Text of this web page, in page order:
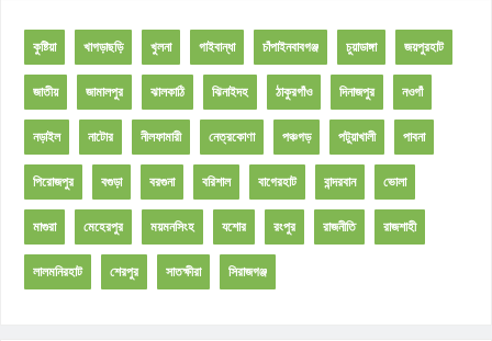
কুষ্টিয়া খাগড়াছড়ি খুলনা গাইবান্ধা চাঁপাইনবাবগঞ্জ চুয়াডাঙ্গা জয়পুরহাট
জাতীয় জামালপুর ঝালকাঠি ঝিনাইদহ ঠাকুরগাঁও দিনাজপুর নওগাঁ
নড়াইল নাটোর নীলফামারী নেত্রকোণা পঞ্চগড় পটুয়াখালী পাবনা
পিরোজপুর বগুড়া বরগুনা বরিশাল বাগেরহাট বান্দরবান ভোলা
মাগুরা মেহেরপুর ময়মনসিংহ যশোর রংপুর রাজনীতি রাজশাহী
লালমনিরহাট শেরপুর সাতক্ষীরা সিরাজগঞ্জ